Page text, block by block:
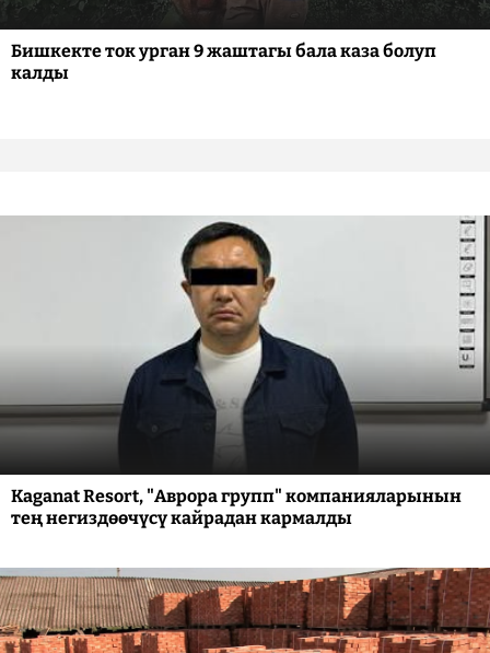
Бишкекте ток урган 9 жаштагы бала каза болуп
калды
Kaganat Resort, "Аврора групп" компанияларынын
тең негиздөөчүсү кайрадан кармалды